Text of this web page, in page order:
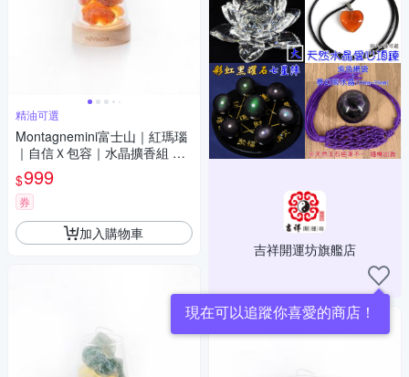
精油可選
Montagnemini富士山｜紅瑪瑙
｜自信Ｘ包容｜水晶擴香組 精
油可選
$999
券
加入購物車
吉祥開運坊旗艦店
現在可以追蹤你喜愛的商店！